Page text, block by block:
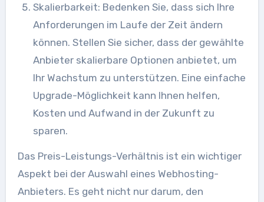
Skalierbarkeit: Bedenken Sie, dass sich Ihre
Anforderungen im Laufe der Zeit ändern
können. Stellen Sie sicher, dass der gewählte
Anbieter skalierbare Optionen anbietet, um
Ihr Wachstum zu unterstützen. Eine einfache
Upgrade-Möglichkeit kann Ihnen helfen,
Kosten und Aufwand in der Zukunft zu
sparen.
Das Preis-Leistungs-Verhältnis ist ein wichtiger
Aspekt bei der Auswahl eines Webhosting-
Anbieters. Es geht nicht nur darum, den